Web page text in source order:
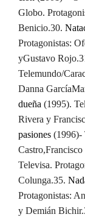
Globo.
Benicio.30.
Protagonistas:
yGustavo Rojo.
Telemundo/
Danna García
dueña (1995).
Rivera y
pasiones (1996)-
Castro,Francisco
Televisa.
Colunga.35.
Protagonistas:
y Demián Bichir.